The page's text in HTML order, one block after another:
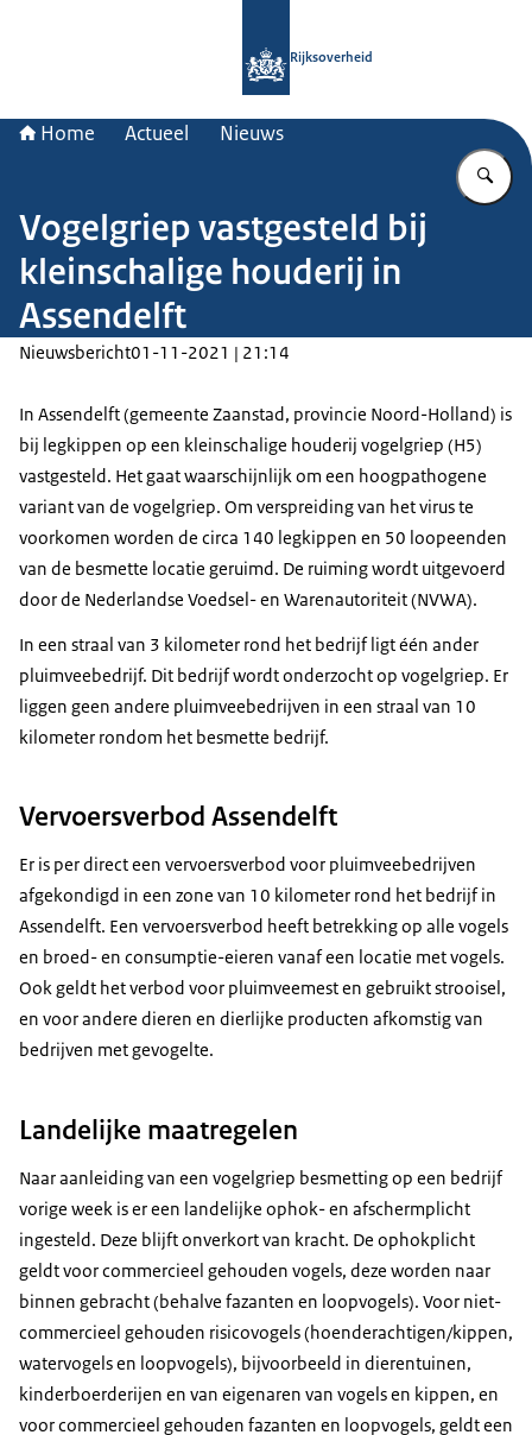
Rijksoverheid
Home Actueel Nieuws
Vogelgriep vastgesteld bij
kleinschalige houderij in
Assendelft
Nieuwsbericht01-11-2021 | 21:14
In Assendelft (gemeente Zaanstad, provincie Noord-Holland) is
bij legkippen op een kleinschalige houderij vogelgriep (H5)
vastgesteld. Het gaat waarschijnlijk om een hoogpathogene
variant van de vogelgriep. Om verspreiding van het virus te
voorkomen worden de circa 140 legkippen en 50 loopeenden
van de besmette locatie geruimd. De ruiming wordt uitgevoerd
door de Nederlandse Voedsel- en Warenautoriteit (NVWA).
In een straal van 3 kilometer rond het bedrijf ligt één ander
pluimveebedrijf. Dit bedrijf wordt onderzocht op vogelgriep. Er
liggen geen andere pluimveebedrijven in een straal van 10
kilometer rondom het besmette bedrijf.
Vervoersverbod Assendelft
Er is per direct een vervoersverbod voor pluimveebedrijven
afgekondigd in een zone van 10 kilometer rond het bedrijf in
Assendelft. Een vervoersverbod heeft betrekking op alle vogels
en broed- en consumptie-eieren vanaf een locatie met vogels.
Ook geldt het verbod voor pluimveemest en gebruikt strooisel,
en voor andere dieren en dierlijke producten afkomstig van
bedrijven met gevogelte.
Landelijke maatregelen
Naar aanleiding van een vogelgriep besmetting op een bedrijf
vorige week is er een landelijke ophok- en afschermplicht
ingesteld. Deze blijft onverkort van kracht. De ophokplicht
geldt voor commercieel gehouden vogels, deze worden naar
binnen gebracht (behalve fazanten en loopvogels). Voor niet-
commercieel gehouden risicovogels (hoenderachtigen/kippen,
watervogels en loopvogels), bijvoorbeeld in dierentuinen,
kinderboerderijen en van eigenaren van vogels en kippen, en
voor commercieel gehouden fazanten en loopvogels, geldt een